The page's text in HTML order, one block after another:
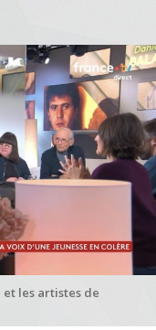
et les artistes de